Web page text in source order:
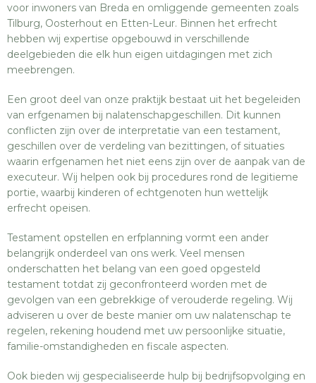
voor inwoners van Breda en omliggende gemeenten zoals
Tilburg, Oosterhout en Etten-Leur. Binnen het erfrecht
hebben wij expertise opgebouwd in verschillende
deelgebieden die elk hun eigen uitdagingen met zich
meebrengen.
Een groot deel van onze praktijk bestaat uit het begeleiden
van erfgenamen bij nalatenschapgeschillen. Dit kunnen
conflicten zijn over de interpretatie van een testament,
geschillen over de verdeling van bezittingen, of situaties
waarin erfgenamen het niet eens zijn over de aanpak van de
executeur. Wij helpen ook bij procedures rond de legitieme
portie, waarbij kinderen of echtgenoten hun wettelijk
erfrecht opeisen.
Testament opstellen en erfplanning vormt een ander
belangrijk onderdeel van ons werk. Veel mensen
onderschatten het belang van een goed opgesteld
testament totdat zij geconfronteerd worden met de
gevolgen van een gebrekkige of verouderde regeling. Wij
adviseren u over de beste manier om uw nalatenschap te
regelen, rekening houdend met uw persoonlijke situatie,
familie-omstandigheden en fiscale aspecten.
Ook bieden wij gespecialiseerde hulp bij bedrijfsopvolging en